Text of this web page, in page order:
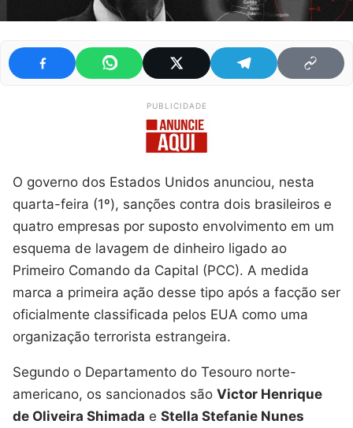
PUBLICIDADE
O governo dos Estados Unidos anunciou, nesta
quarta-feira (1º), sanções contra dois brasileiros e
quatro empresas por suposto envolvimento em um
esquema de lavagem de dinheiro ligado ao
Primeiro Comando da Capital (PCC). A medida
marca a primeira ação desse tipo após a facção ser
oficialmente classificada pelos EUA como uma
organização terrorista estrangeira.
Segundo o Departamento do Tesouro norte-
americano, os sancionados são Victor Henrique
de Oliveira Shimada e Stella Stefanie Nunes